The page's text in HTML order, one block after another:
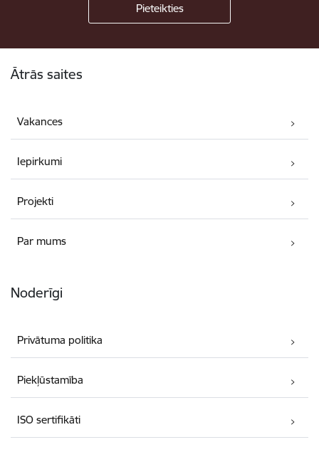
Ātrās saites
Vakances
Iepirkumi
Projekti
Par mums
Noderīgi
Privātuma politika
Piekļūstamība
ISO sertifikāti